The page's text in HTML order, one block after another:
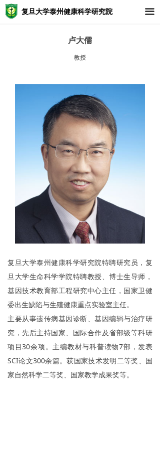
复旦大学泰州健康科学研究院 끀
教授
复旦大学泰州健康科学研究院特聘研究员，复
旦大学生命科学学院特聘教授、博士生导师，
基因技术教育部工程研究中心主任，国家卫健
委出生缺陷与生殖健康重点实验室主任。
主要从事遗传病基因诊断、基因编辑与治疗研
究，先后主持国家、国际合作及省部级等科研
项目30余项。主编教材与科普读物7部，发表
SCI论文300余篇。获国家技术发明二等奖、国
家自然科学二等奖、国家教学成果奖等。
卢大儒